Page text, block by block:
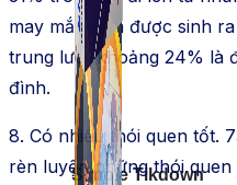
Simple Tikdown
may mắn hơn được sinh
trung lưu, khoảng 24% là
đình.
8. Có nhiều thói quen tốt.
rèn luyện những thói